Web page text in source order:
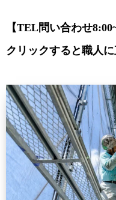
【TEL問い合わせ
クリックすると職人に